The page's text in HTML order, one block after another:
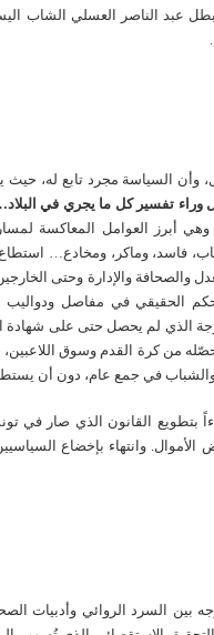
عبد الناصر العسلي الشاب
وراء تفسير كل ما يجري في
وهي أبرز العوامل المعاكسة
فاسد، وماكر، ومخادع… استطاع
والصحافة والإدارة وحتى
الحقيقي في مفاصل ودواليب
الذي لم يحصل حتى على شهادة
حصّله من كرة القدم وسوق
في جمع عام، دون أن
بتطويع القانون الذي صار في
الأموال. وانتهاء بإخضاع
بين السرد الروائي وأدبيات